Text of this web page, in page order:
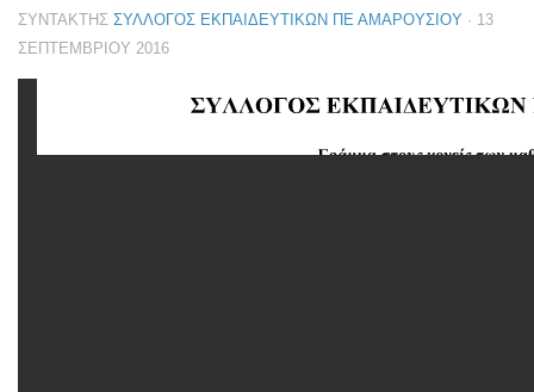
ΣΥΝΤΆΚΤΗΣ ΣΎΛΛΟΓΟΣ ΕΚΠΑΙΔΕΥΤΙΚΏΝ ΠΕ ΑΜΑΡΟΥΣΊΟΥ · 13
ΣΕΠΤΕΜΒΡΊΟΥ 2016